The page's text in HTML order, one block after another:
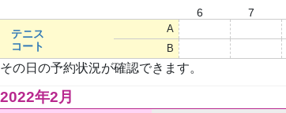
6 7
テニス
コート
A
B
その日の予約状況が確認できます。
2022年2月